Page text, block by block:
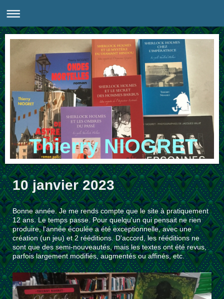
Thierry NIOGRET
10 janvier 2023
Bonne année. Je me rends compte que le site à pratiquement
12 ans. Le temps passe. Pour quelqu'un qui pensait ne rien
produire, l'année écoulée a été exceptionnelle, avec une
création (un jeu) et 2 rééditions. D'accord, les rééditions ne
sont que des semi-nouveautés, mais les textes ont été revus,
parfois largement modifiés, augmentés ou affinés, etc.